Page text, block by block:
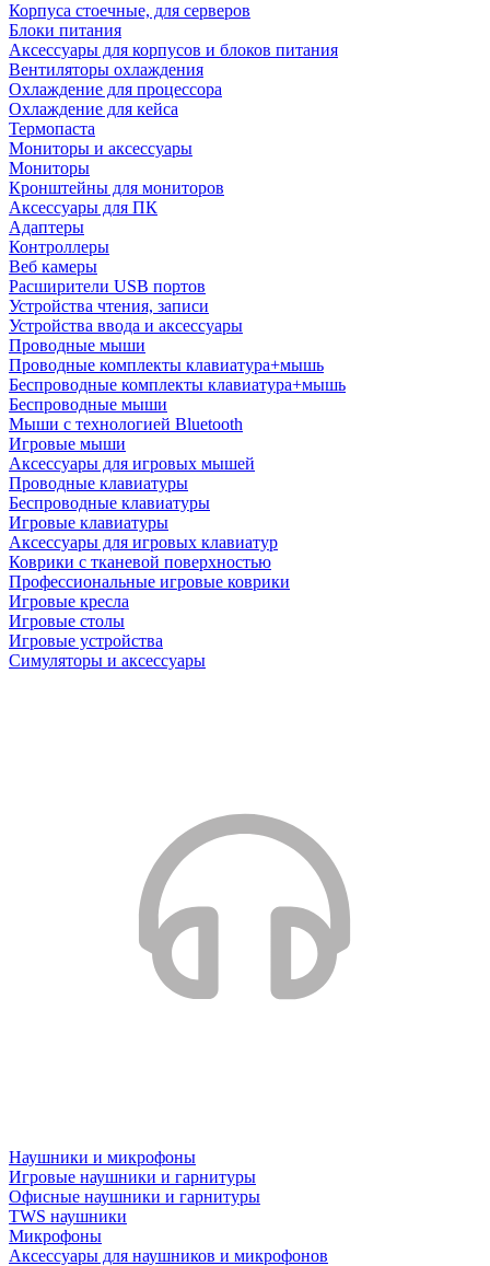
Корпуса стоечные, для серверов
Блоки питания
Аксессуары для корпусов и блоков питания
Вентиляторы охлаждения
Охлаждение для процессора
Охлаждение для кейса
Термопаста
Мониторы и аксессуары
Мониторы
Кронштейны для мониторов
Аксессуары для ПК
Адаптеры
Контроллеры
Веб камеры
Расширители USB портов
Устройства чтения, записи
Устройства ввода и аксессуары
Проводные мыши
Проводные комплекты клавиатура+мышь
Беспроводные комплекты клавиатура+мышь
Беспроводные мыши
Мыши с технологией Bluetooth
Игровые мыши
Аксессуары для игровых мышей
Проводные клавиатуры
Беспроводные клавиатуры
Игровые клавиатуры
Аксессуары для игровых клавиатур
Коврики с тканевой поверхностью
Профессиональные игровые коврики
Игровые кресла
Игровые столы
Игровые устройства
Симуляторы и аксессуары
Наушники и микрофоны
Игровые наушники и гарнитуры
Офисные наушники и гарнитуры
TWS наушники
Микрофоны
Аксессуары для наушников и микрофонов